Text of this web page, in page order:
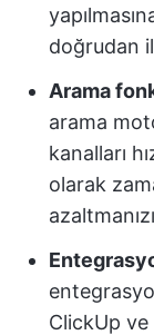
doğrudan
Arama
arama
kanalları
olarak
ClickUp ve